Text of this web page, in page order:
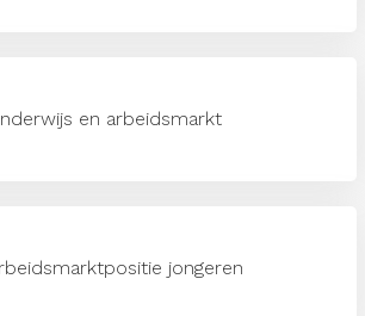
en arbeidsmarkt
jongeren